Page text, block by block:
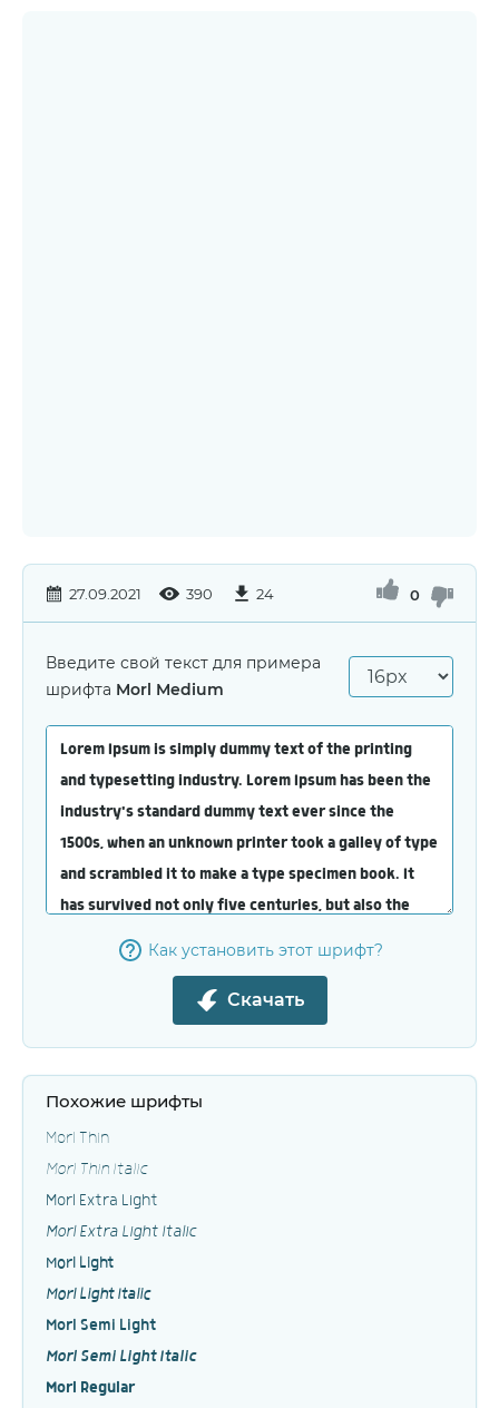
27.09.2021 390 24 0
Введите свой текст для примера
шрифта Morl Medium
Как установить этот шрифт?
Скачать
Похожие шрифты
Morl Thin
Morl Thin Italic
Morl Extra Light
Morl Extra Light Italic
Morl Light
Morl Light Italic
Morl Semi Light
Morl Semi Light Italic
Morl Regular